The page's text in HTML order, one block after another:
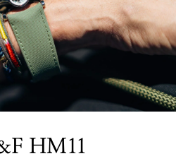
HM11